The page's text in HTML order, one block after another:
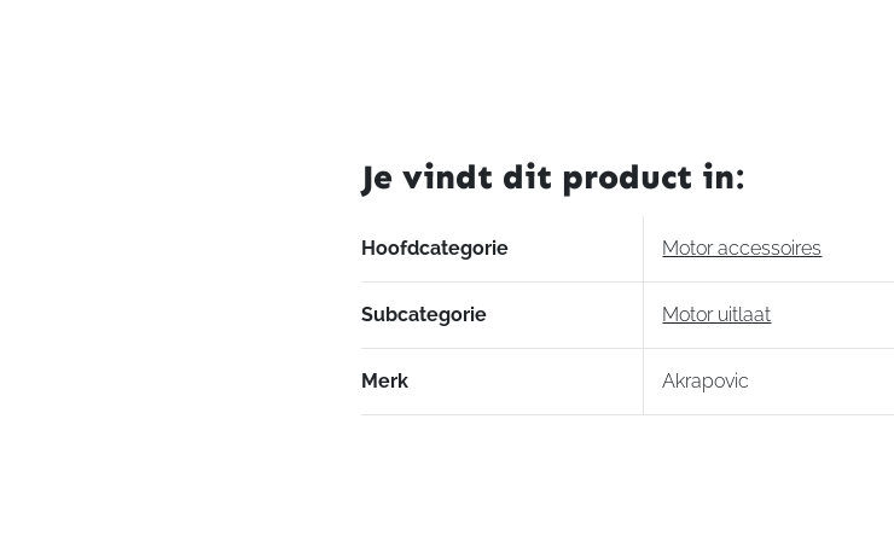
Je vindt dit product in:
Hoofdcategorie Motor accessoires
Subcategorie Motor uitlaat
Merk Akrapovic